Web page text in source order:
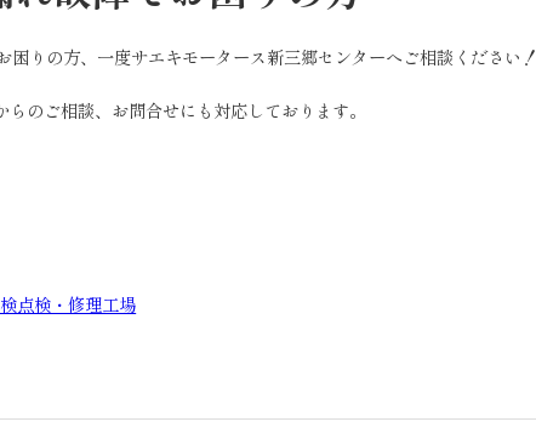
りの方、一度サエキモータース新三郷センターへご相談ください！
のご相談、お問合せにも対応しております。
点検・修理工場